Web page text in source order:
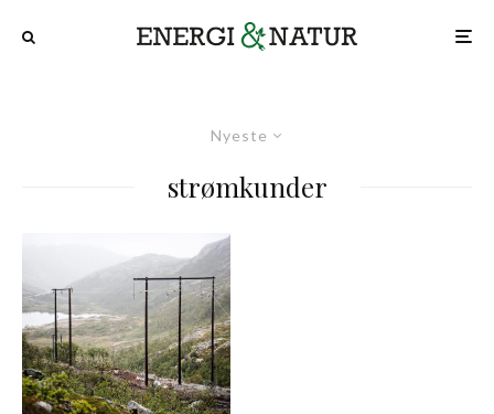
Nyeste
strømkunder